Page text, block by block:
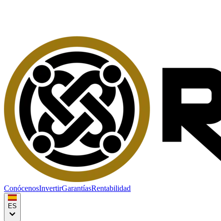
ConócenosInvertirGarantíasRentabilidad
ES